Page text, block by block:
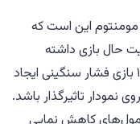
این است که
حال بازی داشته
باشند. به عنوان مثال، اگر تیمی در دقیقه ۱۰ بازی فشار سنگینی ایجاد
این فشار نباید در دقیقه ۳۰ بر روی نمودار تاثیرگذار باشد.